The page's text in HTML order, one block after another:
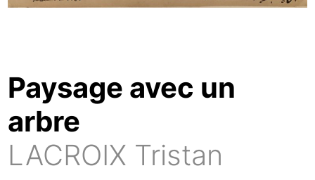
Paysage avec un
arbre
LACROIX Tristan